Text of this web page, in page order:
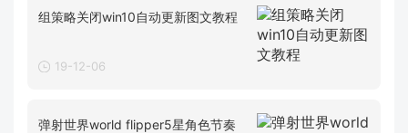
组策略关闭win10自动更新图文教程
19-12-06
弹射世界world flipper5星角色节奏